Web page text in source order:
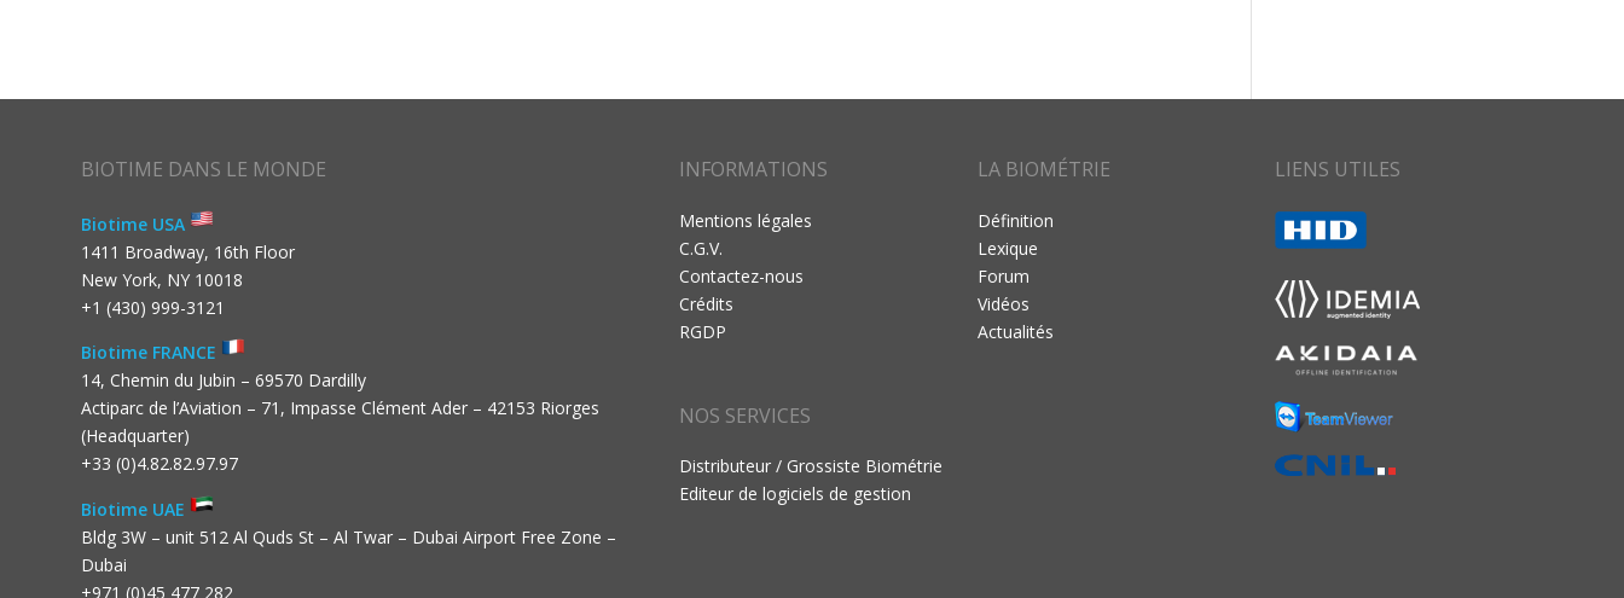
BIOTIME DANS LE MONDE
Biotime USA
1411 Broadway, 16th Floor
New York, NY 10018
+1 (430) 999-3121
Biotime FRANCE
14, Chemin du Jubin – 69570 Dardilly
Actiparc de l’Aviation – 71, Impasse Clément Ader – 42153 Riorges
(Headquarter)
+33 (0)4.82.82.97.97
Biotime UAE
Bldg 3W – unit 512 Al Quds St – Al Twar – Dubai Airport Free Zone –
Dubai
+971 (0)45 477 282
INFORMATIONS
Mentions légales
C.G.V.
Contactez-nous
Crédits
RGDP
NOS SERVICES
Distributeur / Grossiste Biométrie
Editeur de logiciels de gestion
LA BIOMÉTRIE
Définition
Lexique
Forum
Vidéos
Actualités
LIENS UTILES